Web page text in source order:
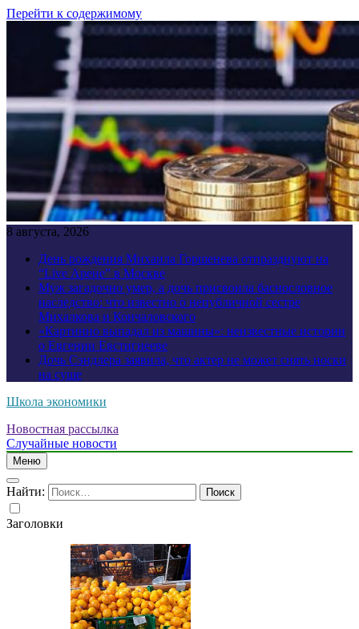
Перейти к содержимому
8 августа, 2026
День рождения Михаила Горшенева отпразднуют на
“Live Арене” в Москве
Муж загадочно умер, а дочь присвоила баснословное
наследство: что известно о непубличной сестре
Михалкова и Кончаловского
«Картинно выпадал из машины»: неизвестные истории
о Евгении Евстигнееве
Дочь Сэндлера заявила, что актер не может снять носки
на суше
Школа экономики
Новостная рассылка
Случайные новости
Меню
Найти:
Заголовки